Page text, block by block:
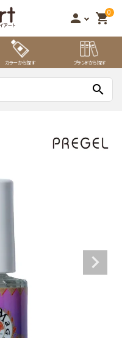
person 0
shopping_cart
カラーから探す ブランドから探す
search